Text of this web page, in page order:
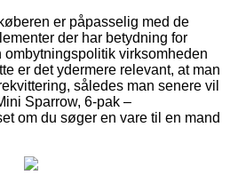
er påpasselig med de
der har betydning for
ombytningspolitik virksomheden
er det ydermere relevant, at man
således man senere vil
Sparrow, 6-pak –
om du søger en vare til en mand